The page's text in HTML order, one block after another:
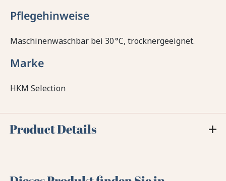
Pflegehinweise
Maschinenwaschbar bei 30 °C, trocknergeeignet.
Marke
HKM Selection
Product Details